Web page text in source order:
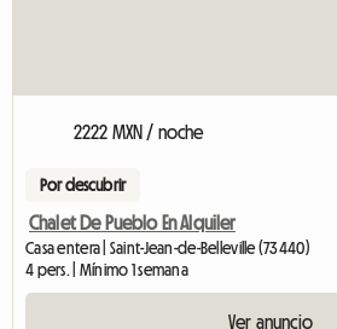
2222 MXN / noche
Por descubrir
Chalet De Pueblo En Alquiler
Casa entera | Saint-Jean-de-Belleville (73440)
4 pers. | Mínimo 1 semana
Ver anuncio